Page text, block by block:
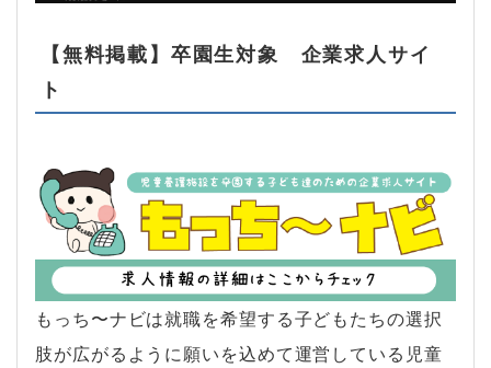
【無料掲載】卒園生対象 企業求人サイ
ト
もっち〜ナビは就職を希望する子どもたちの選択
肢が広がるように願いを込めて運営している児童